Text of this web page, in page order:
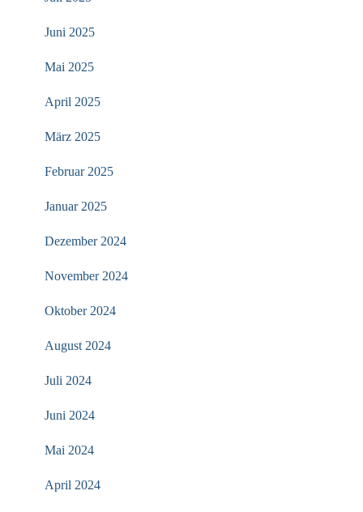
Juni 2025
Mai 2025
April 2025
März 2025
Februar 2025
Januar 2025
Dezember 2024
November 2024
Oktober 2024
August 2024
Juli 2024
Juni 2024
Mai 2024
April 2024